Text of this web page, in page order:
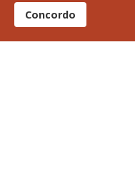
novembro, 2024
Concordo